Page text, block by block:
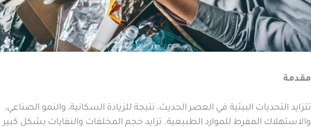
البيئية في العصر الحديث، نتيجة للزيادة السكانية، والنمو الصناعي،
المفرط للموارد الطبيعية. تزايد حجم المخلفات والنفايات بشكل كبير